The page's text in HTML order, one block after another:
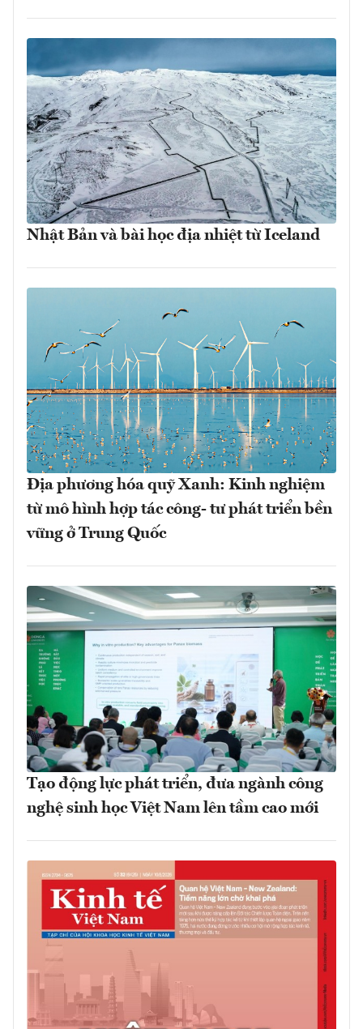
Nhật Bản và bài học địa nhiệt từ Iceland
Địa phương hóa quỹ Xanh: Kinh nghiệm
từ mô hình hợp tác công- tư phát triển bền
vững ở Trung Quốc
Tạo động lực phát triển, đưa ngành công
nghệ sinh học Việt Nam lên tầm cao mới